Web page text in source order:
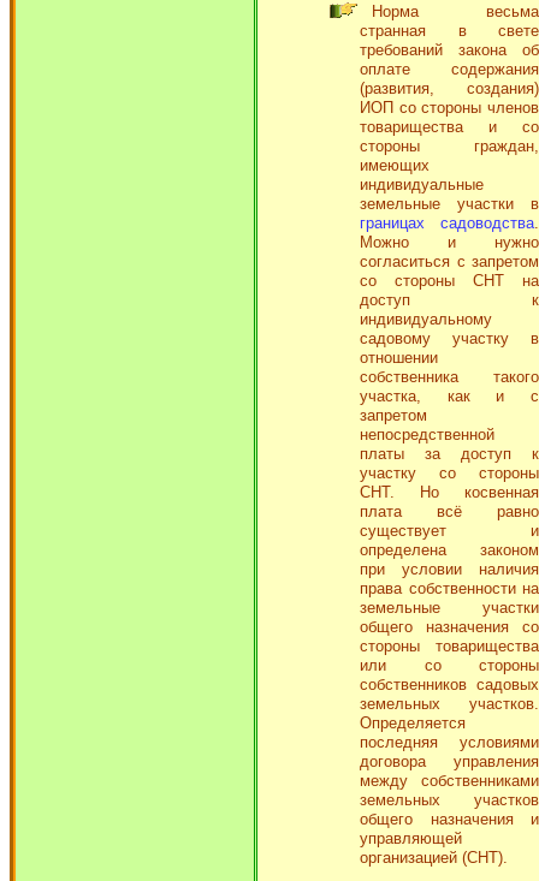
Норма весьма
странная в свете
требований закона об
оплате содержания
(развития, создания)
ИОП со стороны членов
товарищества и со
стороны граждан,
имеющих
индивидуальные
земельные участки в
границах садоводства
Можно и нужно
согласиться с запретом
со стороны СНТ на
доступ к
индивидуальному
садовому участку в
отношении
собственника такого
участка, как и с
запретом
непосредственной
платы за доступ к
участку со стороны
СНТ. Но косвенная
плата всё равно
существует и
определена законом
при условии наличия
права собственности на
земельные участки
общего назначения со
стороны товарищества
или со стороны
собственников садовых
земельных участков.
Определяется
последняя условиями
договора управления
между собственниками
земельных участков
общего назначения и
управляющей
организацией (СНТ).